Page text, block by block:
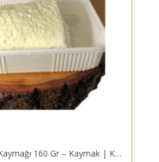
Doğal Süt Manda Kaymağı 160 Gr – Kaymak | Kaliteli ve Güvenilir Alışveriş